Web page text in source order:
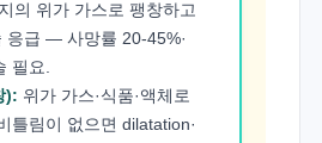
의 위가 가스로 팽창하고
응급 — 사망률 20-45%·
필요.
): 위가 가스·식품·액체로
틀림이 없으면 dilatation·